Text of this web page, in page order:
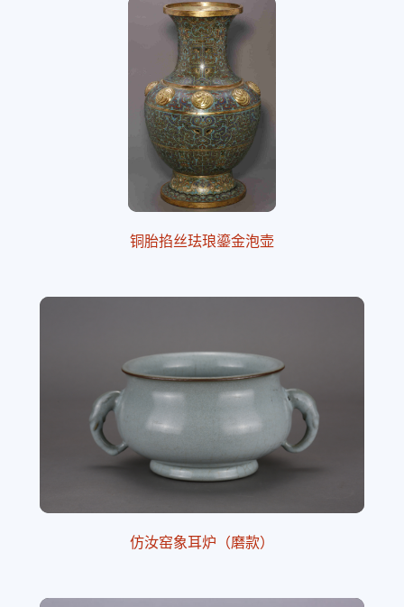
铜胎掐丝珐琅鎏金泡壶
仿汝窑象耳炉（磨款）